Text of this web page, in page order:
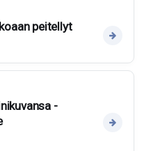
peitellyt
-